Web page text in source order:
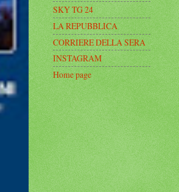
SKY TG 24
LA REPUBBLICA
CORRIERE DELLA SERA
INSTAGRAM
Home page